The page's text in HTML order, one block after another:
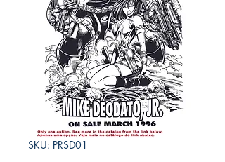
SKU: PRSD01